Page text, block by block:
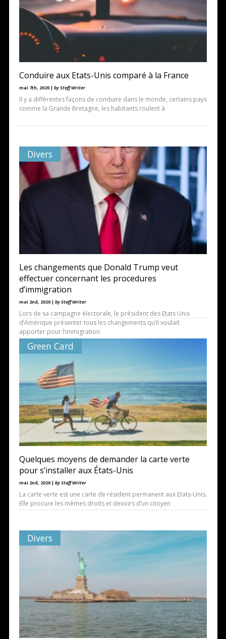
Conduire aux Etats-Unis comparé à la France
mai 7th, 2020 | by Staff Writer
Il y a différentes façons de conduire dans le monde, certains pays
comme la Grande Bretagne, les habitants roulent à
Divers
Les changements que Donald Trump veut
effectuer concernant les procedures
d’immigration
mai 2nd, 2020 | by Staff Writer
Lors de sa campagne électorale, le président des Etats Unis
d’Amérique présenter tous les changements qu’il voulait
apporter pour l’immigration.
Green Card
Quelques moyens de demander la carte verte
pour s’installer aux États-Unis
mai 2nd, 2020 | by Staff Writer
La carte verte est une carte de résident permanent aux Etats-Unis.
Elle procure les mêmes droits et devoirs d’un citoyen
Divers